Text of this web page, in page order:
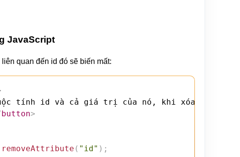
JavaScript
quan đến id đó sẽ biến mất:
tính id và cả giá trị của nó, khi xóa id thì
button>
removeAttribute ( "id" ) ;